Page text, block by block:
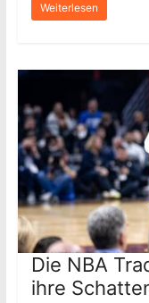
Weiterlesen
Die NBA
ihre